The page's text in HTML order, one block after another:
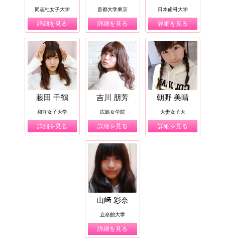
同志社女子大学
詳細を見る
首都大学東京
詳細を見る
日本歯科大学
詳細を見る
藤田 千鶴
和洋女子大学
詳細を見る
吉川 朋芳
広島女学院
詳細を見る
朝野 美晴
大妻女子大
詳細を見る
山﨑 彩奈
立命館大学
詳細を見る